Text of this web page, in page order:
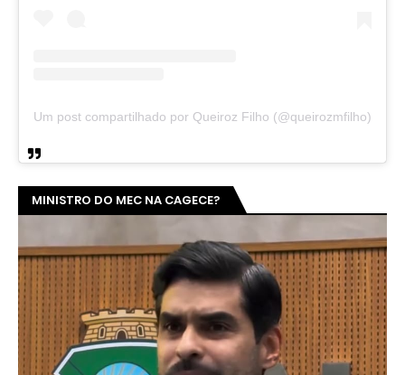
Um post compartilhado por Queiroz Filho (@queirozmfilho)
MINISTRO DO MEC NA CAGECE?